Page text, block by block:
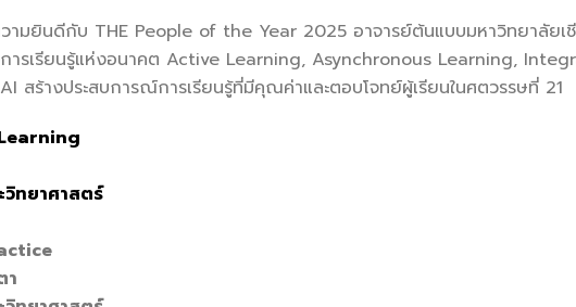
กับ THE People of the Year 2025 อาจารย์ต้นแบบมหาวิทยาลัยเชี
ารเรียนรู้แห่งอนาคต Active Learning, Asynchronous Learning,
สร้างประสบการณ์การเรียนรู้ที่มีคุณค่าและตอบโจทย์ผู้เรียนในศตวรรษที่ 21
ทยาศาสตร์
า